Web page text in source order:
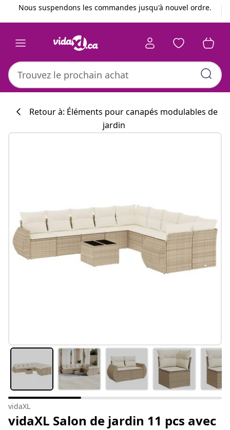
Précédent
Suivant
Nous suspendons les commandes jusqu'à nouvel ordre.
Retour à: Éléments pour canapés modulables de
jardin
vidaXL
vidaXL Salon de jardin 11 pcs avec